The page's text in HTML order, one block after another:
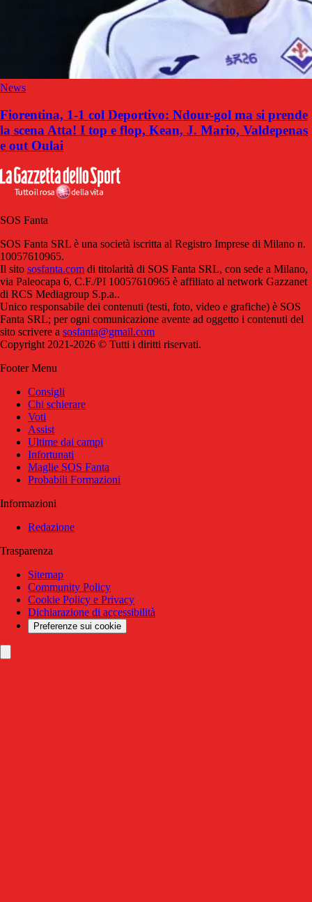
News
Fiorentina, 1-1 col Deportivo: Ndour-gol ma si prende
la scena Atta! I top e flop, Kean, J. Mario, Valdepenas
e out Oulai
SOS Fanta
SOS Fanta SRL è una società iscritta al Registro Imprese di Milano n.
10057610965.
Il sito sosfanta.com di titolarità di SOS Fanta SRL, con sede a Milano,
via Paleocapa 6, C.F./PI 10057610965 è affiliato al network Gazzanet
di RCS Mediagroup S.p.a..
Unico responsabile dei contenuti (testi, foto, video e grafiche) è SOS
Fanta SRL; per ogni comunicazione avente ad oggetto i contenuti del
sito scrivere a sosfanta@gmail.com
Copyright 2021-2026 © Tutti i diritti riservati.
Footer Menu
Consigli
Chi schierare
Voti
Assist
Ultime dai campi
Infortunati
Maglie SOS Fanta
Probabili Formazioni
Informazioni
Redazione
Trasparenza
Sitemap
Community Policy
Cookie Policy e Privacy
Dichiarazione di accessibilità
Preferenze sui cookie